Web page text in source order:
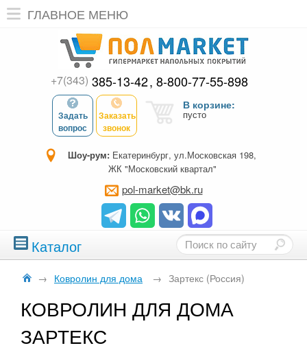
ГЛАВНОЕ МЕНЮ
+7(343) 385-13-42 8-800-77-55-898
Задать
вопрос
Заказать
звонок
В корзине:
пусто
Шоу-рум: Екатеринбург, ул.Московская 198,
ЖК "Московский квартал"
pol-market@bk.ru
Каталог
→ Ковролин для дома → Зартекс (Россия)
КОВРОЛИН ДЛЯ ДОМА
ЗАРТЕКС